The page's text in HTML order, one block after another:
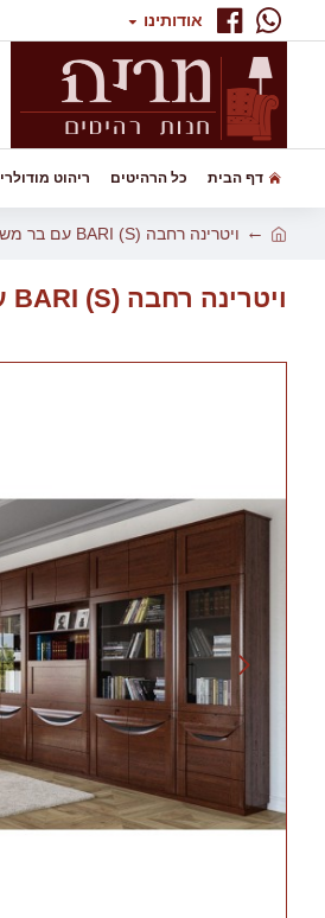
אודותינו
דף הבית כל הרהיטים ריהוט מודולרי
ויטרינה רחבה BARI (S) עם בר משקאות ומגורות - אלון מלא
ויטרינה רחבה BARI (S) עם בר משקאות ומגורות - אלון מלא